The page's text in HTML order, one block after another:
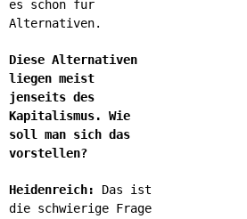
es schon für
Alternativen.
Diese Alternativen
liegen meist
jenseits des
Kapitalismus. Wie
soll man sich das
vorstellen?
Heidenreich: Das ist
die schwierige Frage